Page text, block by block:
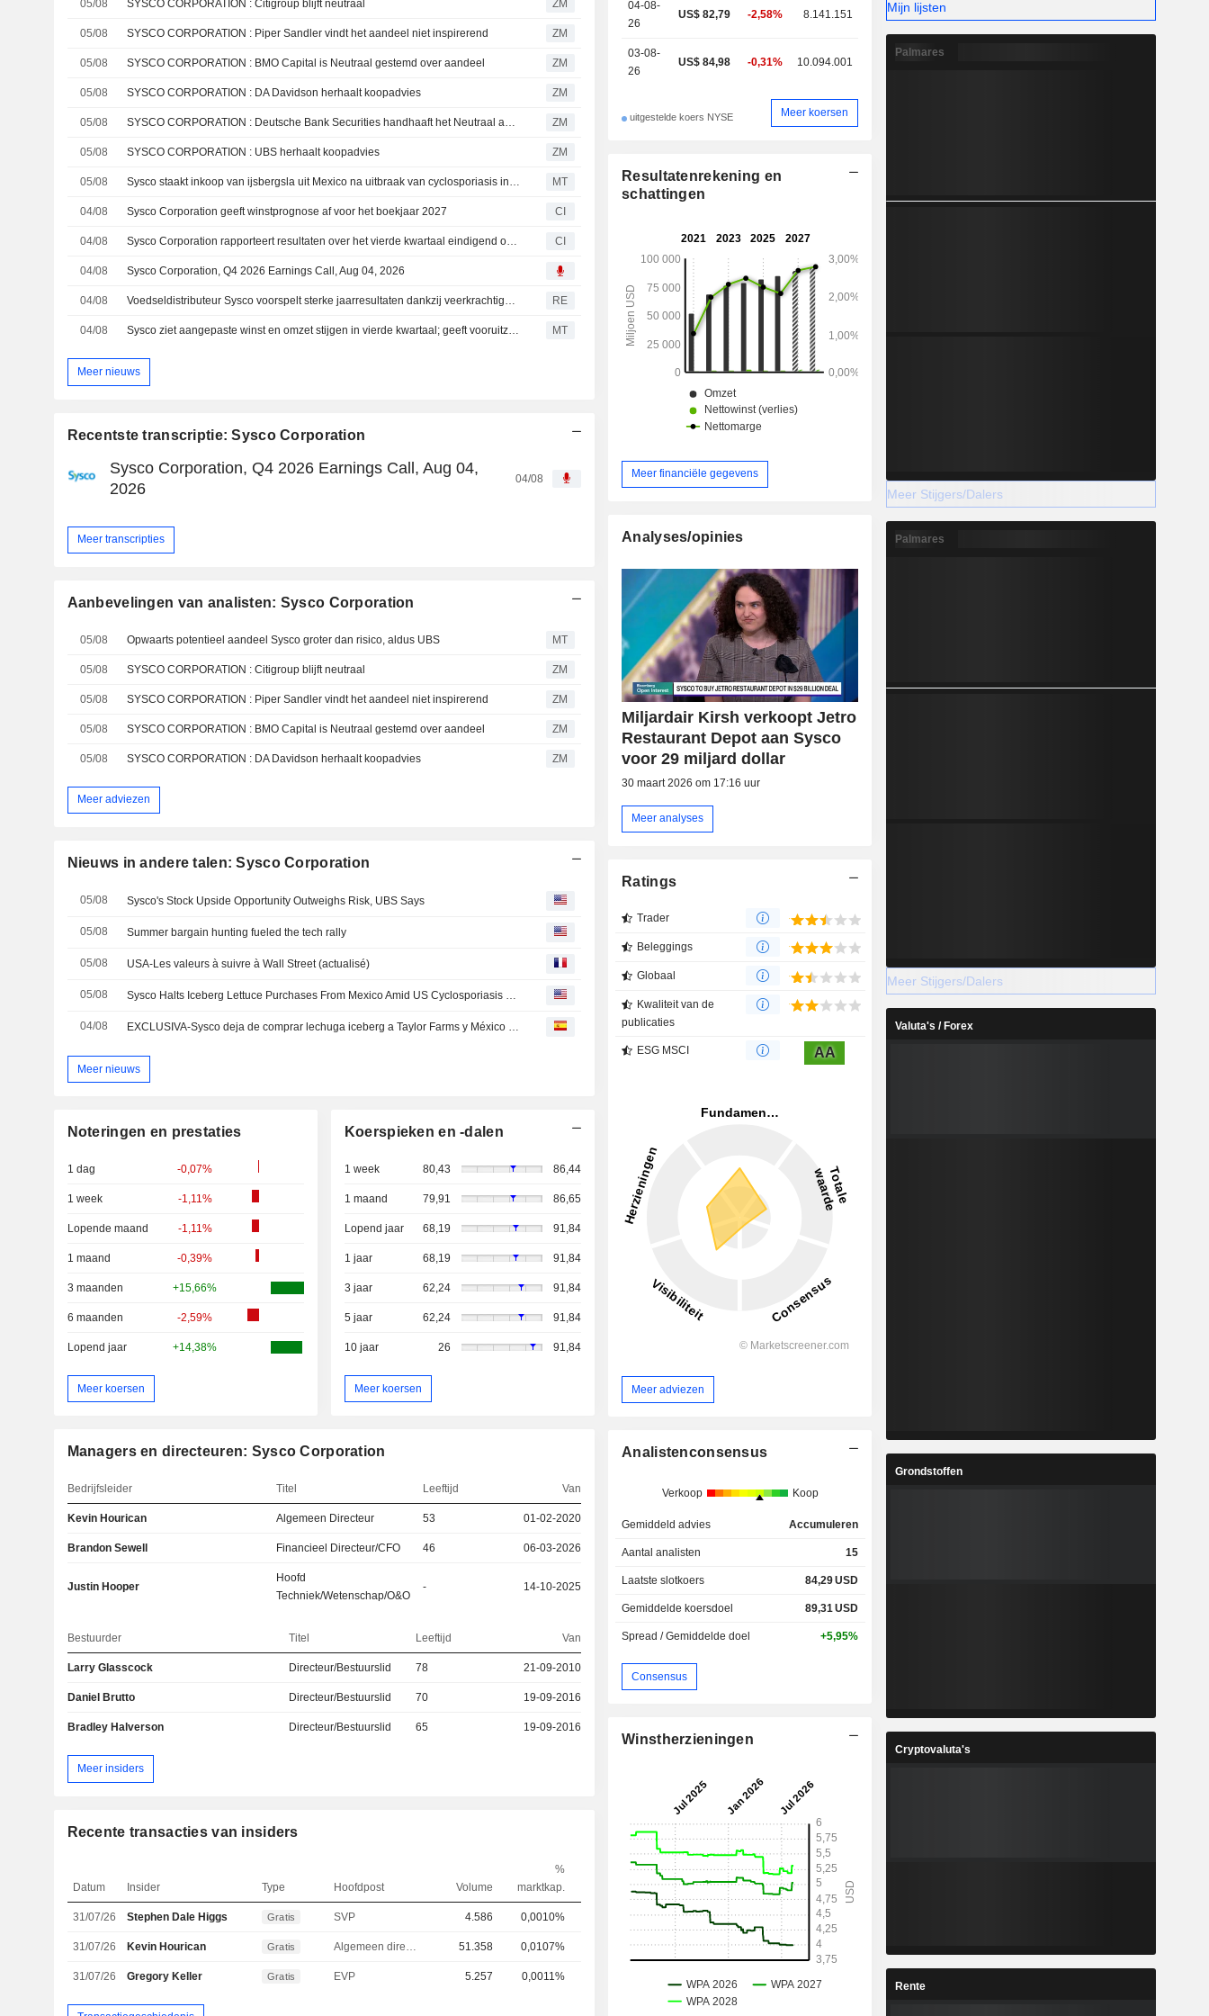
05/08 SYSCO CORPORATION : Citigroup blijft neutraal ZM
05/08 SYSCO CORPORATION : Piper Sandler vindt het aandeel niet inspirerend ZM
05/08 SYSCO CORPORATION : BMO Capital is Neutraal gestemd over aandeel ZM
05/08 SYSCO CORPORATION : DA Davidson herhaalt koopadvies ZM
05/08 SYSCO CORPORATION : Deutsche Bank Securities handhaaft het Neutraal advies ZM
05/08 SYSCO CORPORATION : UBS herhaalt koopadvies ZM
05/08 Sysco staakt inkoop van ijsbergsla uit Mexico na uitbraak van cyclosporiasis in de VS MT
04/08 Sysco Corporation geeft winstprognose af voor het boekjaar 2027 CI
04/08 Sysco Corporation rapporteert resultaten over het vierde kwartaal eindigend op 27 juni 2026 CI
04/08 Sysco Corporation, Q4 2026 Earnings Call, Aug 04, 2026
04/08 Voedseldistributeur Sysco voorspelt sterke jaarresultaten dankzij veerkrachtige vraag RE
04/08 Sysco ziet aangepaste winst en omzet stijgen in vierde kwartaal; geeft vooruitzichten voor boekjaar 2027 MT
Meer nieuws
Recentste transcriptie: Sysco Corporation
Sysco Corporation, Q4 2026 Earnings Call, Aug 04,
2026
04/08
Meer transcripties
Aanbevelingen van analisten: Sysco Corporation
05/08 Opwaarts potentieel aandeel Sysco groter dan risico, aldus UBS MT
05/08 SYSCO CORPORATION : Citigroup blijft neutraal ZM
05/08 SYSCO CORPORATION : Piper Sandler vindt het aandeel niet inspirerend ZM
05/08 SYSCO CORPORATION : BMO Capital is Neutraal gestemd over aandeel ZM
05/08 SYSCO CORPORATION : DA Davidson herhaalt koopadvies ZM
Meer adviezen
Nieuws in andere talen: Sysco Corporation
05/08 Sysco's Stock Upside Opportunity Outweighs Risk, UBS Says
05/08 Summer bargain hunting fueled the tech rally
05/08 USA-Les valeurs à suivre à Wall Street (actualisé)
05/08 Sysco Halts Iceberg Lettuce Purchases From Mexico Amid US Cyclosporiasis Outbreak
04/08 EXCLUSIVA-Sysco deja de comprar lechuga iceberg a Taylor Farms y México por brote ciclosporiasis en EEUU: CEO
Meer nieuws
Noteringen en prestaties
1 dag -0,07%
1 week -1,11%
Lopende maand -1,11%
1 maand -0,39%
3 maanden +15,66%
6 maanden -2,59%
Lopend jaar +14,38%
Meer koersen
Koerspieken en -dalen
1 week 80,43 86,44
1 maand 79,91 86,65
Lopend jaar 68,19 91,84
1 jaar 68,19 91,84
3 jaar 62,24 91,84
5 jaar 62,24 91,84
10 jaar 26 91,84
Meer koersen
Managers en directeuren: Sysco Corporation
Bedrijfsleider Titel Leeftijd Van
Kevin Hourican Algemeen Directeur 53 01-02-2020
Brandon Sewell Financieel Directeur/CFO 46 06-03-2026
Justin Hooper
Hoofd
Techniek/Wetenschap/O&O
- 14-10-2025
Bestuurder Titel Leeftijd Van
Larry Glasscock Directeur/Bestuurslid 78 21-09-2010
Daniel Brutto Directeur/Bestuurslid 70 19-09-2016
Bradley Halverson Directeur/Bestuurslid 65 19-09-2016
Meer insiders
Recente transacties van insiders
Datum Insider Type Hoofdpost Volume
%
marktkap.
31/07/26 Stephen Dale Higgs Gratis SVP 4.586 0,0010%
31/07/26 Kevin Hourican Gratis 51.358 0,0107%
31/07/26 Gregory Keller Gratis EVP 5.257 0,0011%
04-08-
26
US$ 82,79 -2,58% 8.141.151
03-08-
26
US$ 84,98 -0,31% 10.094.001
uitgestelde koers NYSE Meer koersen
Resultatenrekening en
schattingen
Meer financiële gegevens
Analyses/opinies
Miljardair Kirsh verkoopt Jetro
Restaurant Depot aan Sysco
voor 29 miljard dollar
30 maart 2026 om 17:16 uur
Meer analyses
Ratings
Trader
Beleggings
Globaal
Kwaliteit van de
publicaties
ESG MSCI AA
Meer adviezen
Analistenconsensus
Verkoop Koop
Gemiddeld advies Accumuleren
Aantal analisten 15
Laatste slotkoers 84,29USD
Gemiddelde koersdoel 89,31USD
Spread / Gemiddelde doel +5,95%
Consensus
Winstherzieningen
Mijn lijsten
Palmares
Meer Stijgers/Dalers
Palmares
Meer Stijgers/Dalers
Valuta's / Forex
Grondstoffen
Cryptovaluta's
Rente